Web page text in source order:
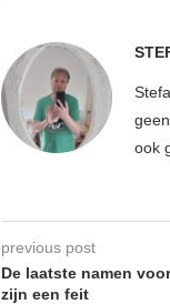
ook
previous post
De laatste namen
zijn een feit